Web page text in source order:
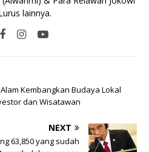
lainnya.
Kembangkan Budaya Lokal
dan Wisatawan
NEXT
63,850 yang sudah